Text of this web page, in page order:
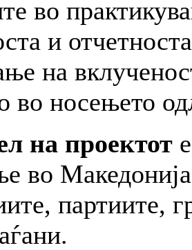
во
и
на
во носењето
на проектот
во
партиите,